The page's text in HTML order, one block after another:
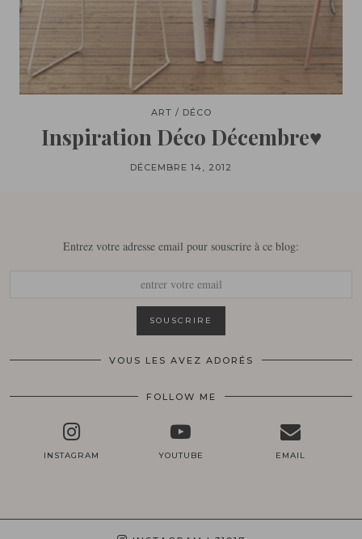
ART / DÉCO
Inspiration Déco Décembre♥
DÉCEMBRE 14, 2012
Entrez votre adresse email pour souscrire à ce blog:
VOUS LES AVEZ ADORÉS
FOLLOW ME
INSTAGRAM YOUTUBE EMAIL